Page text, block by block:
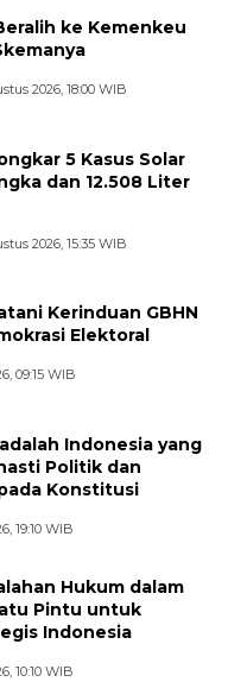
ke Kemenkeu
2026, 18:00 WIB
5 Kasus Solar
dan 12.508 Liter
2026, 15:35 WIB
Kerinduan GBHN
Elektoral
09:15 WIB
Indonesia yang
Politik dan
Konstitusi
19:10 WIB
Hukum dalam
Pintu untuk
Indonesia
10:10 WIB